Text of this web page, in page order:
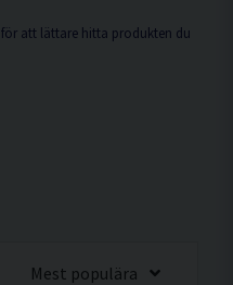
för att lättare hitta produkten du
Mest populära